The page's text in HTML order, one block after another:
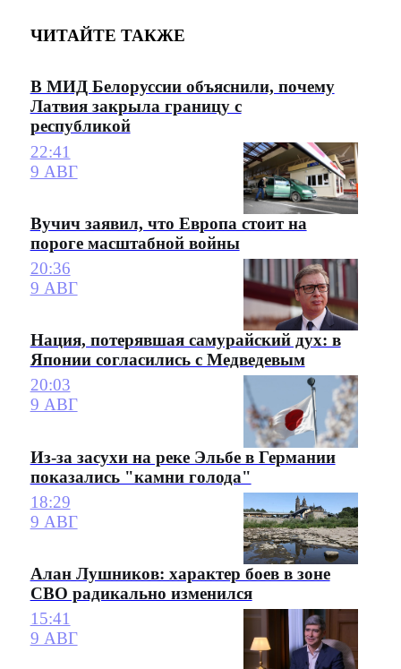
ЧИТАЙТЕ ТАКЖЕ
В МИД Белоруссии объяснили, почему
Латвия закрыла границу с
республикой
22:41
9 АВГ
Вучич заявил, что Европа стоит на
пороге масштабной войны
20:36
9 АВГ
Нация, потерявшая самурайский дух: в
Японии согласились с Медведевым
20:03
9 АВГ
Из-за засухи на реке Эльбе в Германии
показались "камни голода"
18:29
9 АВГ
Алан Лушников: характер боев в зоне
СВО радикально изменился
15:41
9 АВГ